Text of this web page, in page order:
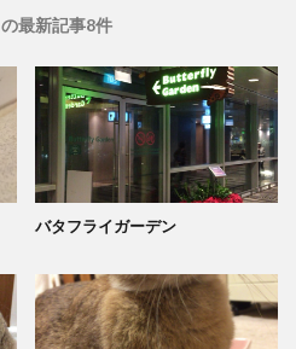
の最新記事8件
バタフライガーデン